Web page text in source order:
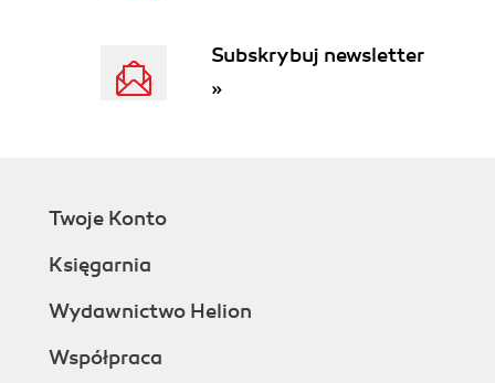
Subskrybuj newsletter
»
Twoje Konto
Księgarnia
Wydawnictwo Helion
Współpraca